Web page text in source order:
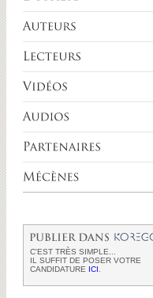
C'EST TRÈS SIMPLE...
IL SUFFIT DE POSER VOTRE
CANDIDATURE ICI